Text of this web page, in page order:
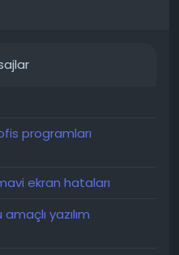
programları
ekran hataları
yazılım